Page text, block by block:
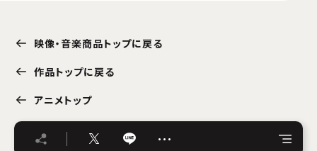
映像・音楽商品トップに戻る
作品トップに戻る
アニメトップ
…